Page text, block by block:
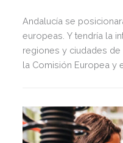
Andalucía se
europeas. Y tendría la interlocución oficial de todas las
regiones y ciudades
la Comisión Europea y